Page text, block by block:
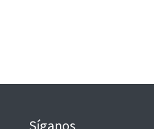
Síganos